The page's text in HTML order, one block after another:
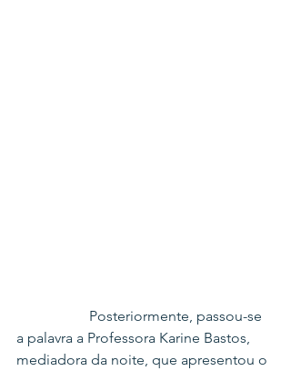
a palavra a Professora Karine Bastos,
mediadora da noite, que apresentou o